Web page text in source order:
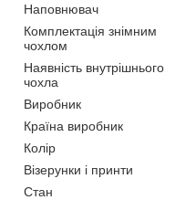
Наповнювач
Комплектація знімним
чохлом
Наявність внутрішнього
чохла
Виробник
Країна виробник
Колір
Візерунки і принти
Стан